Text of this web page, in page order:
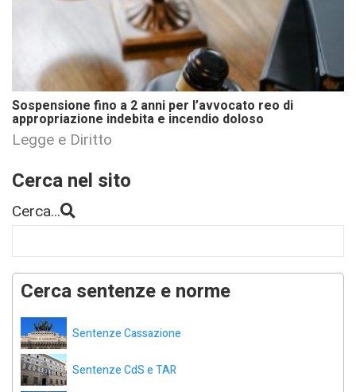
Sospensione fino a 2 anni per l’avvocato reo di
appropriazione indebita e incendio doloso
Legge e Diritto
Cerca nel sito
Cerca...
Cerca sentenze e norme
Sentenze Cassazione
Sentenze CdS e TAR